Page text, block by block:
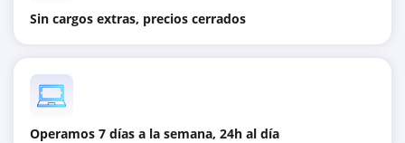
Sin cargos extras, precios cerrados
Operamos 7 días a la semana, 24h al día